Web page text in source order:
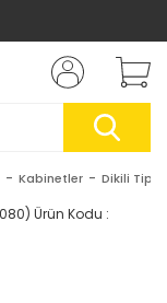
Kabinetler Dikili Tip